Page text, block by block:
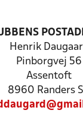
Henrik
Pinborgvej 56
Assentoft
8960 Randers